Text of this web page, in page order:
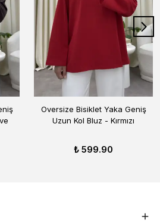
Oversize Bisiklet Yaka Geniş
Uzun Kol Bluz - Kırmızı
₺ 599.90